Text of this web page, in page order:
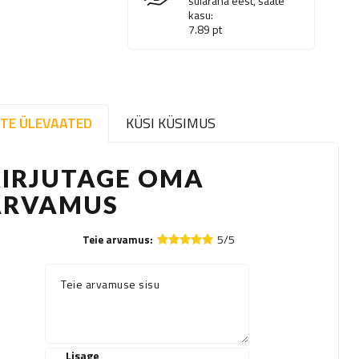
kasu:
7.89pt
ÜLEVAATED KÜSI KÜSIMUS
OMA
Teie arvamus: 5/5
Teie arvamuse sisu
Lisage